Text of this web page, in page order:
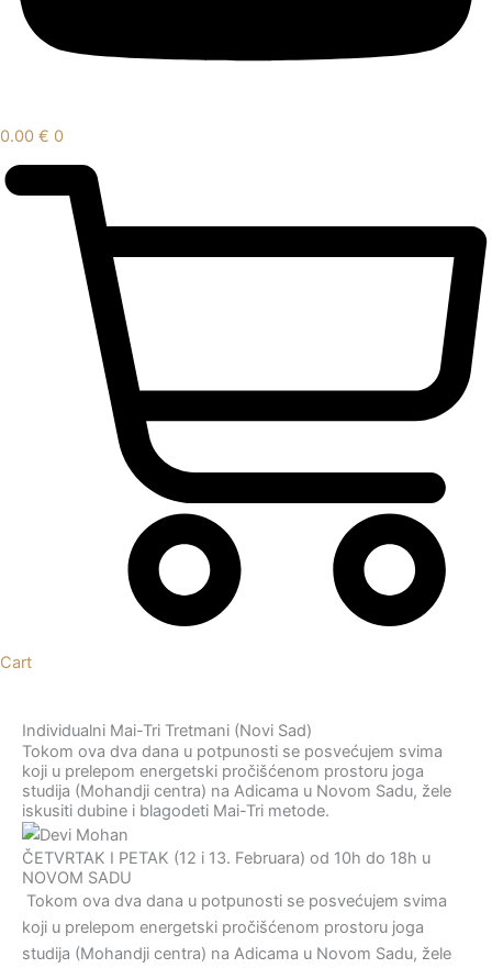
0.00 € 0
Cart
Individualni Mai-Tri Tretmani (Novi Sad)
Tokom ova dva dana u potpunosti se posvećujem svima
koji u prelepom energetski pročišćenom prostoru joga
studija (Mohandji centra) na Adicama u Novom Sadu, žele
iskusiti dubine i blagodeti Mai-Tri metode.
ČETVRTAK I PETAK (12 i 13. Februara) od 10h do 18h u
NOVOM SADU
Tokom ova dva dana u potpunosti se posvećujem svima
koji u prelepom energetski pročišćenom prostoru joga
studija (Mohandji centra) na Adicama u Novom Sadu, žele